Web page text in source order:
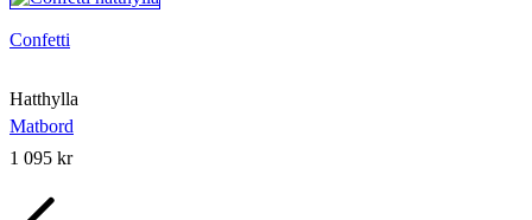
Matbord
Confetti
Hatthylla
1 095 kr